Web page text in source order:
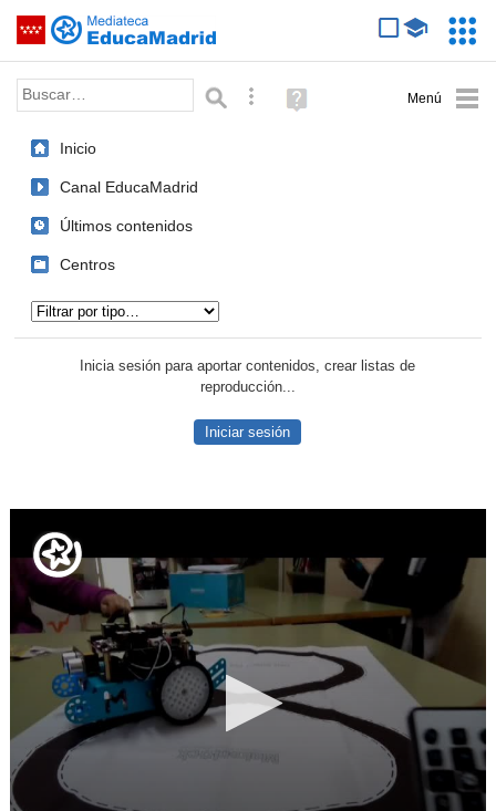
Saltar navegación
Palabra o frase: Búsqueda avanzada
Ayuda
(en
Inicio
Canal EducaMadrid
Últimos contenidos
Centros
Inicia sesión para aportar contenidos, crear listas de
reproducción...
Iniciar sesión